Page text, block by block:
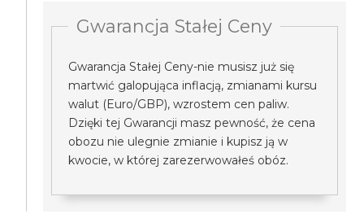
Gwarancja Stałej Ceny
Gwarancja Stałej Ceny-nie musisz już się
martwić galopująca inflacją, zmianami kursu
walut (Euro/GBP), wzrostem cen paliw.
Dzięki tej Gwarancji masz pewność, że cena
obozu nie ulegnie zmianie i kupisz ją w
kwocie, w której zarezerwowałeś obóz.